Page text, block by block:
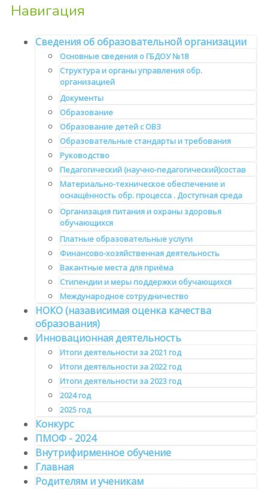
Навигация
Сведения об образовательной организации
Основные сведения о ГБДОУ №18
Структура и органы управления обр.
организацией
Документы
Образование
Образование детей с ОВЗ
Образовательные стандарты и требования
Руководство
Педагогический (научно-педагогический)состав
Материально-техническое обеспечение и
оснащённость обр. процесса . Доступная среда
Организация питания и охраны здоровья
обучающихся
Платные образовательные услуги
Финансово-хозяйственная деятельность
Вакантные места для приёма
Стипендии и меры поддержки обучающихся
Международное сотрудничество
НОКО (назависимая оценка качества
образования)
Инновационная деятельность
Итоги деятельности за 2021 год
Итоги деятельности за 2022 год
Итоги деятельности за 2023 год
2024 год
2025 год
Конкурс
ПМОФ - 2024
Внутрифирменное обучение
Главная
Родителям и ученикам